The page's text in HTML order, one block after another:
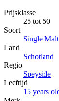
Prijsklasse
25 tot 50
Soort
Single Malt
Land
Schotland
Regio
Speyside
Leeftijd
15 years